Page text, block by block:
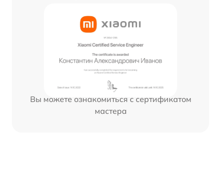
Вы можете ознакомиться с сертификатом
мастера